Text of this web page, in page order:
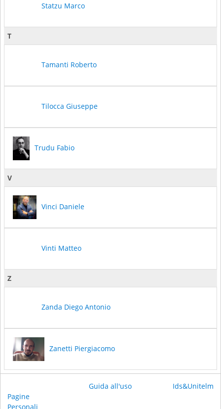
Statzu Marco
T
Tamanti Roberto
Tilocca Giuseppe
Trudu Fabio
V
Vinci Daniele
Vinti Matteo
Z
Zanda Diego Antonio
Zanetti Piergiacomo
Pagine
Personali
Guida all'uso Ids&Unitelm